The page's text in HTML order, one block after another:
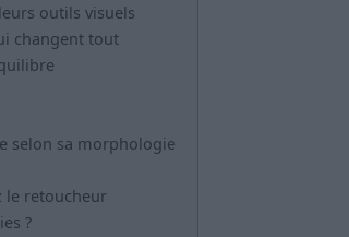
outils visuels
changent tout
selon sa morphologie
le retoucheur
?